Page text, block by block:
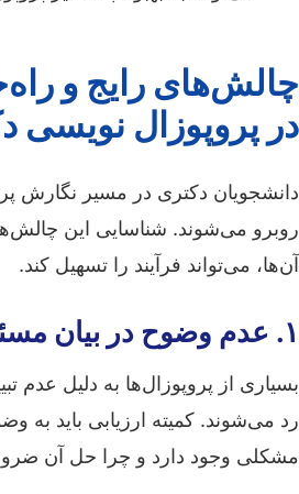
چالش‌های رایج و
در پروپوزال نویسی
دانشجویان دکتری در مسیر نگارش
روبرو می‌شوند. شناسایی این
آن‌ها، می‌تواند فرآیند را تسهیل کند.
۱. عدم وضوح در بیان مسئله
بسیاری از پروپوزال‌ها به دلیل عدم
رد می‌شوند. کمیته ارزیابی باید به
مشکلی وجود دارد و چرا حل آن